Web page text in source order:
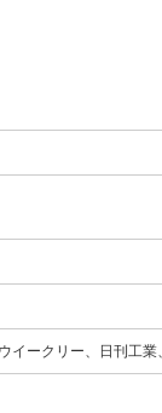
イークリー、日刊工